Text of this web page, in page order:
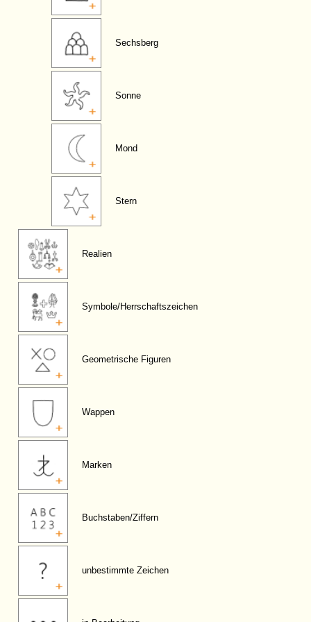
Sechsberg
Sonne
Mond
Stern
Realien
Symbole/Herrschaftszeichen
Geometrische Figuren
Wappen
Marken
Buchstaben/Ziffern
unbestimmte Zeichen